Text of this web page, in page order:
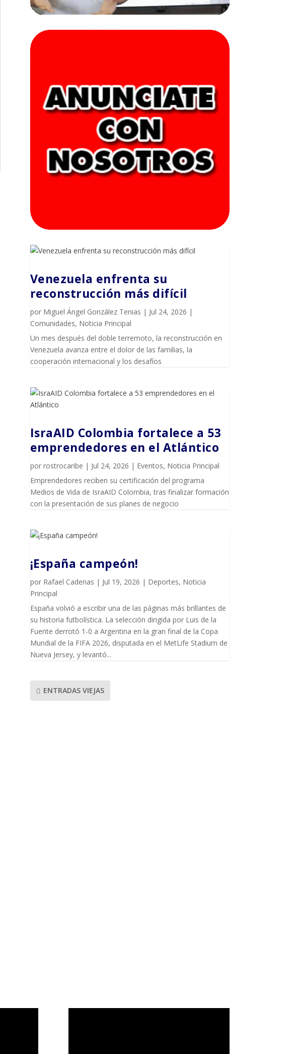
Venezuela enfrenta su
reconstrucción más difícil
por Miguel Ángel González Tenias | Jul 24, 2026 |
Comunidades, Noticia Principal
Un mes después del doble terremoto, la reconstrucción en
Venezuela avanza entre el dolor de las familias, la
cooperación internacional y los desafíos
IsraAID Colombia fortalece a 53
emprendedores en el Atlántico
por rostrocaribe | Jul 24, 2026 | Eventos, Noticia Principal
Emprendedores reciben su certificación del programa
Medios de Vida de IsraAID Colombia, tras finalizar formación
con la presentación de sus planes de negocio
¡España campeón!
por Rafael Cadenas | Jul 19, 2026 | Deportes, Noticia
Principal
España volvió a escribir una de las páginas más brillantes de
su historia futbolística. La selección dirigida por Luis de la
Fuente derrotó 1-0 a Argentina en la gran final de la Copa
Mundial de la FIFA 2026, disputada en el MetLife Stadium de
Nueva Jersey, y levantó...
ENTRADAS VIEJAS